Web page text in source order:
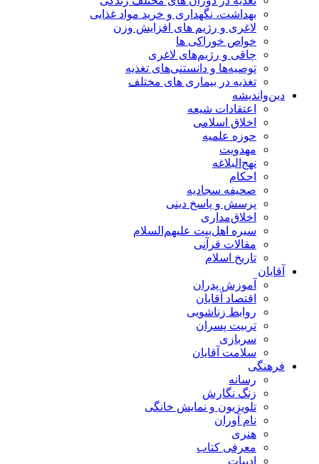
بهداشت، نگهداری و خرید مواد غذایی
لاغری و رژیم های افزایش وزن
خواص خوراكی ها
چاقی و رژیم‌های لاغری
توصیه‌ها و دانستنی‌های تغذیه
تغذیه در بیماری های مختلف
دین‌واندیشه
اعتقادات شیعه
اخلاق اسلامی
حوزه علمیه
مهدویت
نهج‌البلاغه
احکام
صحیفه سجادیه
پرسش و پاسخ دینی
اخلاق‌مداری
سیره اهل‌بیت علیهم‌السلام
مقالات قرآنی
تاریخ اسلام
آقایان
آموزش پدران
اقتصاد آقایان
روابط زناشویی
تربیت پسران
سربازی
سلامت آقایان
فرهنگی
رسانه
زنگ نگارش
تلویزیون و نمایش خانگی
نام آوران
هنری
معرفی کتاب
ادبیات